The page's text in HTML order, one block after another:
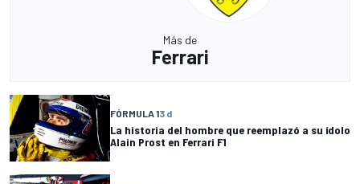
Más de
Ferrari
FÓRMULA 13 d
La historia del hombre que reemplazó a su ídolo
Alain Prost en Ferrari F1